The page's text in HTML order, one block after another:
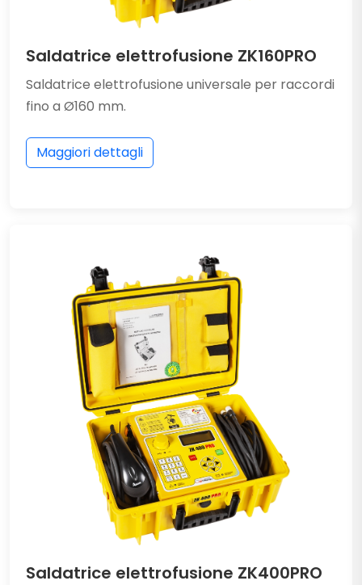
Saldatrice elettrofusione ZK160PRO
Saldatrice elettrofusione universale per raccordi
fino a Ø160 mm.
Maggiori dettagli
Saldatrice elettrofusione ZK400PRO